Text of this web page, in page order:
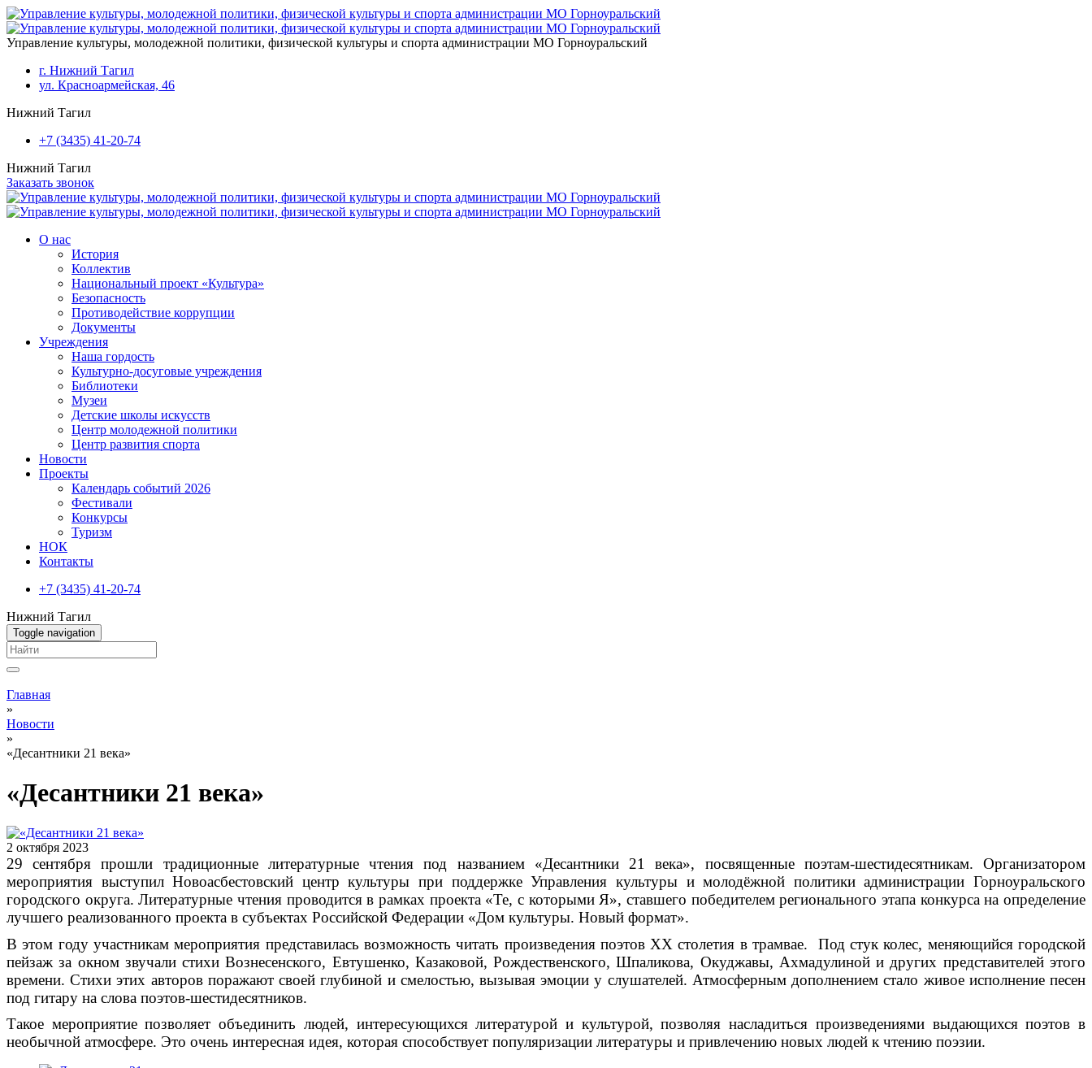
Перейти к основному содержанию
Управление культуры, молодежной политики, физической культуры и спорта администрации МО Горноуральский
г. Нижний Тагил
ул. Красноармейская, 46
Нижний Тагил
+7 (3435) 41-20-74
Нижний Тагил
Заказать звонок
О нас
История
Коллектив
Национальный проект «Культура»
Безопасность
Противодействие коррупции
Документы
Учреждения
Наша гордость
Культурно-досуговые учреждения
Библиотеки
Музеи
Детские школы искусств
Центр молодежной политики
Центр развития спорта
Новости
Проекты
Календарь событий 2026
Фестивали
Конкурсы
Туризм
НОК
Контакты
+7 (3435) 41-20-74
Нижний Тагил
Toggle navigation
Вы здесь
Главная
»
Новости
»
«Десантники 21 века»
«Десантники 21 века»
2 октября 2023
29 сентября прошли традиционные литературные чтения под названием «Десантники 21 века», посвященные поэтам-шестидесятникам. Организатором
мероприятия выступил Новоасбестовский центр культуры при поддержке Управления культуры и молодёжной политики администрации Горноуральского
городского округа. Литературные чтения проводится в рамках проекта «Те, с которыми Я», ставшего победителем регионального этапа конкурса на определение
лучшего реализованного проекта в субъектах Российской Федерации «Дом культуры. Новый формат».
В этом году участникам мероприятия представилась возможность читать произведения поэтов XX столетия в трамвае. Под стук колес, меняющийся городской
пейзаж за окном звучали стихи Вознесенского, Евтушенко, Казаковой, Рождественского, Шпаликова, Окуджавы, Ахмадулиной и других представителей этого
времени.Стихи этих авторов поражают своей глубиной и смелостью, вызывая эмоции у слушателей. Атмосферным дополнением стало живое исполнение песен
под гитару на слова поэтов-шестидесятников.
Такое мероприятие позволяет объединить людей, интересующихся литературой и культурой, позволяя насладиться произведениями выдающихся поэтов в
необычной атмосфере. Это очень интересная идея, которая способствует популяризации литературы и привлечению новых людей к чтению поэзии.